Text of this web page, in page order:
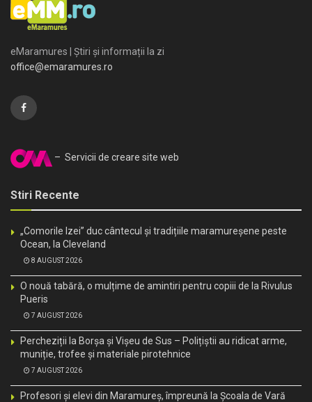
eMaramures | Știri și informații la zi
office@emaramures.ro
– Servicii de creare site web
Stiri Recente
„Comorile Izei” duc cântecul și tradițiile maramureșene peste
Ocean, la Cleveland
8 AUGUST 2026
O nouă tabără, o mulțime de amintiri pentru copiii de la Rivulus
Pueris
7 AUGUST 2026
Percheziții la Borșa și Vișeu de Sus – Polițiștii au ridicat arme,
muniție, trofee și materiale pirotehnice
7 AUGUST 2026
Profesori și elevi din Maramureș, împreună la Școala de Vară